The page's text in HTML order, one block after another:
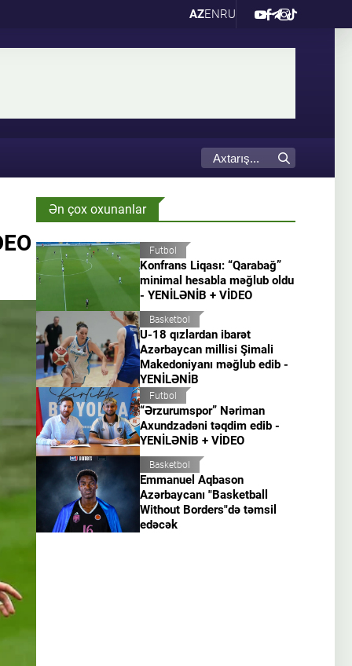
AZENRU
Ən çox oxunanlar
Futbol
Konfrans Liqası: “Qarabağ”
minimal hesabla məğlub oldu
- YENİLƏNİB + VİDEO
Basketbol
U-18 qızlardan ibarət
Azərbaycan millisi Şimali
Makedoniyanı məğlub edib -
YENİLƏNİB
Futbol
“Ərzurumspor” Nəriman
Axundzadəni təqdim edib -
YENİLƏNİB + VİDEO
Basketbol
Emmanuel Aqbason
Azərbaycanı "Basketball
Without Borders"də təmsil
edəcək